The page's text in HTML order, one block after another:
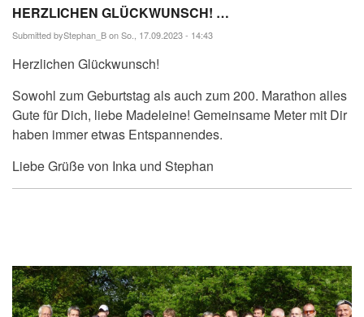
HERZLICHEN GLÜCKWUNSCH! …
Submitted byStephan_Bon So., 17.09.2023 - 14:43
Herzlichen Glückwunsch!
Sowohl zum Geburtstag als auch zum 200. Marathon alles
Gute für Dich, liebe Madeleine! Gemeinsame Meter mit Dir
haben immer etwas Entspannendes.
Liebe Grüße von Inka und Stephan